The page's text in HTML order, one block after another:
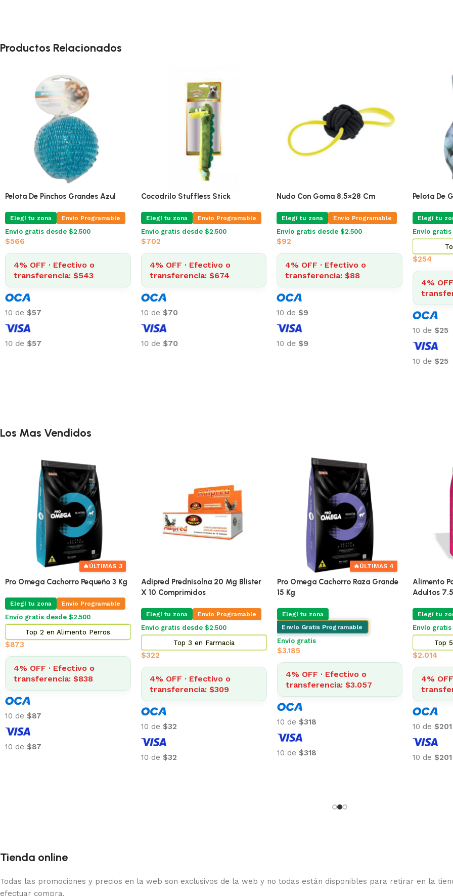
Productos Relacionados
De Fibra De Coco Chico
tu zona Envio Programable
gratis desde $2.500
OFF · Efectivo o
$262
de $27
de$27
Pelota De Pinchos Grandes Azul
Elegí tu zona Envio Programable
Envío gratis desde $2.500
566
4% OFF · Efectivo o
transferencia: $543
10 de$57
10 de$57
Cocodrilo Stuffless Stick
Elegí tu zona Envio Programable
Envío gratis desde $2.500
702
4% OFF · Efectivo o
transferencia: $674
10 de $70
10 de$70
Nudo Con
Elegí tu zona
Envío gratis
92
4% OFF ·
10 de$9
10 de$9
Los Mas Vendidos
🔥ÚLTIMAS 3
Pro Omega Cachorro Pequeño 3 Kg
Elegí tu zona Envio Programable
Envío gratis desde $2.500
Top 2 en Alimento Perros
$873
4% OFF · Efectivo o
transferencia: $838
10 de $87
10 de $87
Adipred Prednisolna 20 Mg Blister
X 10 Comprimidos
Elegí tu zona Envio Programable
Envío gratis desde $2.500
Top 3 en Farmacia
$322
4% OFF · Efectivo o
transferencia: $309
10 de $32
10 de $32
🔥ÚLTIMAS 4
Pro Omega Cachorro Raza Grande
15 Kg
Elegí tu zona
Envío Gratis Programable
Envío gratis
$3.185
4% OFF · Efectivo o
transferencia: $3.057
10 de $318
10 de $318
Alimento
Adultos
Elegí tu
Envío
Top
$2.014
4%
10 de $201
10 de $201
Tienda online
Todas las promociones y precios en la web son exclusivos de la web y no todas están disponibles para retirar en la
efectuar compra.